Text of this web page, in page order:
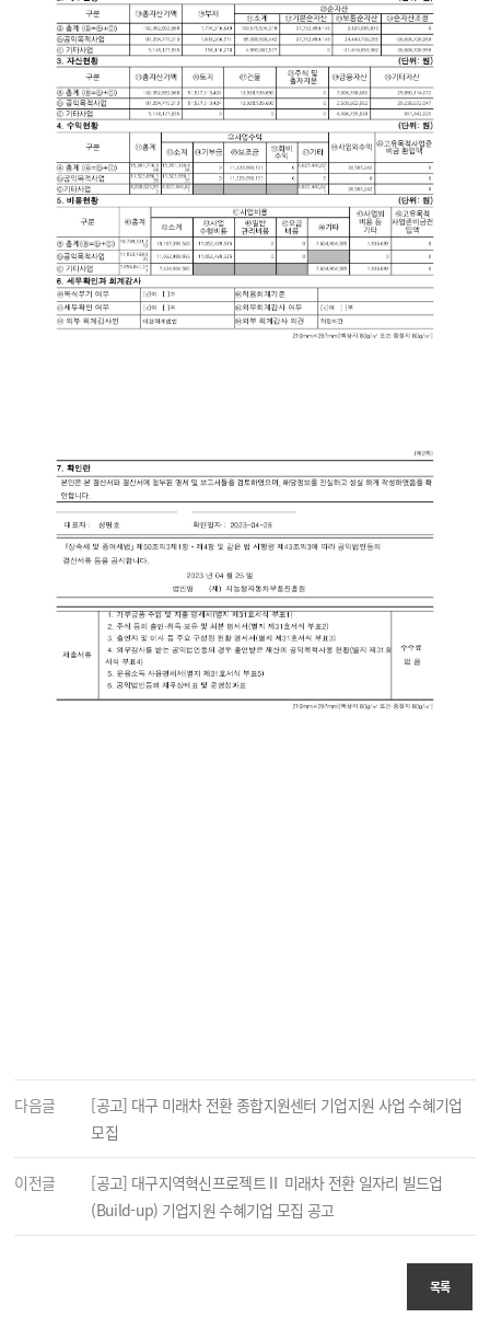
다음글
[공고] 대구 미래차 전환 종합지원센터 기업지원 사업 수혜기업
모집
이전글
[공고] 대구지역혁신프로젝트Ⅱ 미래차 전환 일자리 빌드업
(Build-up) 기업지원 수혜기업 모집 공고
목록